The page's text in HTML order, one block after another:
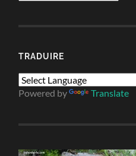
TRADUIRE
Powered by Translate